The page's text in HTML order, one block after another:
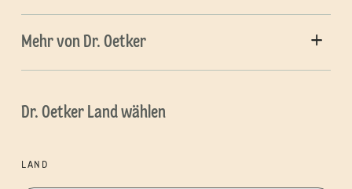
Mehr von Dr. Oetker
Dr. Oetker Land wählen
LAND